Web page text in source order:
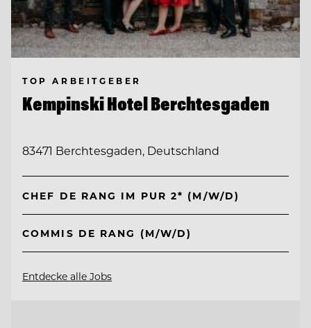
TOP ARBEITGEBER
Kempinski Hotel Berchtesgaden
83471 Berchtesgaden, Deutschland
CHEF DE RANG IM PUR 2* (M/W/D)
COMMIS DE RANG (M/W/D)
Entdecke alle Jobs